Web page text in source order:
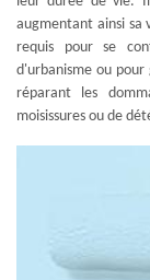
augmentant ainsi sa
requis pour se
d'urbanisme ou
réparant les
moisissures ou de